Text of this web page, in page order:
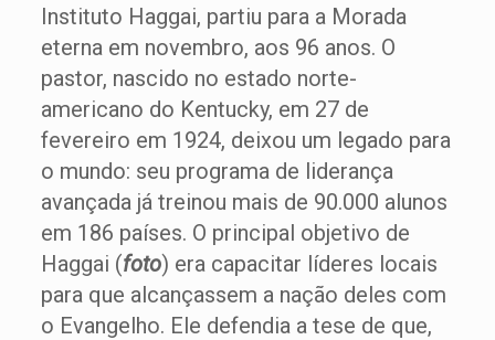
Instituto Haggai, partiu para a Morada
eterna em novembro, aos 96 anos. O
pastor, nascido no estado norte-
americano do Kentucky, em 27 de
fevereiro em 1924, deixou um legado para
o mundo: seu programa de liderança
avançada já treinou mais de 90.000 alunos
em 186 países. O principal objetivo de
Haggai (foto) era capacitar líderes locais
para que alcançassem a nação deles com
o Evangelho. Ele defendia a tese de que,